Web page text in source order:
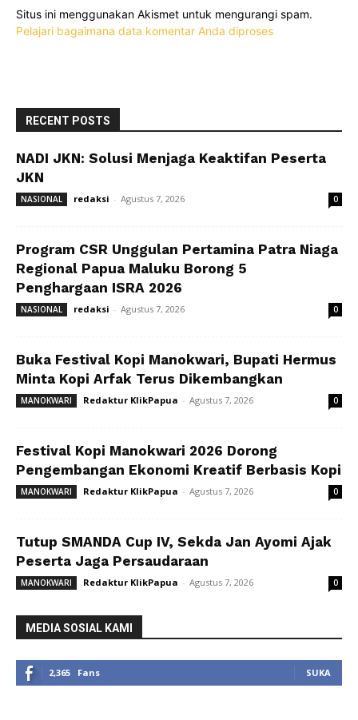
Situs ini menggunakan Akismet untuk mengurangi spam.
Pelajari bagaimana data komentar Anda diproses
RECENT POSTS
NADI JKN: Solusi Menjaga Keaktifan Peserta
JKN
NASIONAL redaksi - Agustus 7, 2026 0
Program CSR Unggulan Pertamina Patra Niaga
Regional Papua Maluku Borong 5
Penghargaan ISRA 2026
NASIONAL redaksi - Agustus 7, 2026 0
Buka Festival Kopi Manokwari, Bupati Hermus
Minta Kopi Arfak Terus Dikembangkan
MANOKWARI Redaktur KlikPapua - Agustus 7, 2026 0
Festival Kopi Manokwari 2026 Dorong
Pengembangan Ekonomi Kreatif Berbasis Kopi
MANOKWARI Redaktur KlikPapua - Agustus 7, 2026 0
Tutup SMANDA Cup IV, Sekda Jan Ayomi Ajak
Peserta Jaga Persaudaraan
MANOKWARI Redaktur KlikPapua - Agustus 7, 2026 0
MEDIA SOSIAL KAMI
2,365 Fans SUKA